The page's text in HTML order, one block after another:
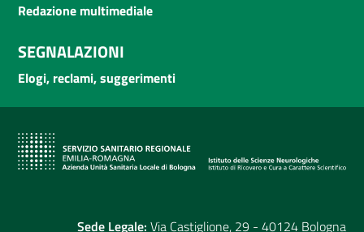
Redazione multimediale
SEGNALAZIONI
Elogi, reclami, suggerimenti
Sede Legale: Via Castiglione, 29 - 40124 Bologna